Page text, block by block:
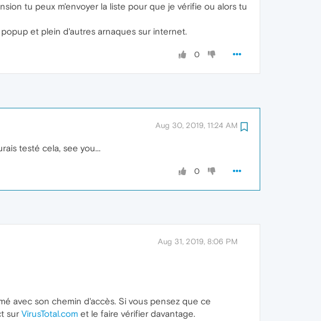
tu peux m'envoyer la liste pour que je vérifie ou alors tu
et plein d'autres arnaques sur internet.
0
Aug 30, 2019, 11:24 AM
testé cela, see you...
0
Aug 31, 2019, 8:06 PM
avec son chemin d'accès. Si vous pensez que ce
sur VirusTotal.com et le faire vérifier davantage.